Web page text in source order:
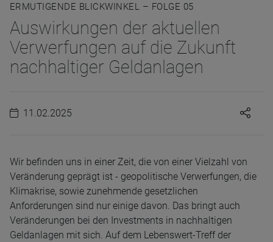
ERMUTIGENDE BLICKWINKEL – FOLGE 05
Auswirkungen der aktuellen
Verwerfungen auf die Zukunft
nachhaltiger Geldanlagen
11.02.2025
Wir befinden uns in einer Zeit, die von einer Vielzahl von
Veränderung geprägt ist - geopolitische Verwerfungen, die
Klimakrise, sowie zunehmende gesetzlichen
Anforderungen sind nur einige davon. Das bringt auch
Veränderungen bei den Investments in nachhaltigen
Geldanlagen mit sich. Auf dem Lebenswert-Treff der